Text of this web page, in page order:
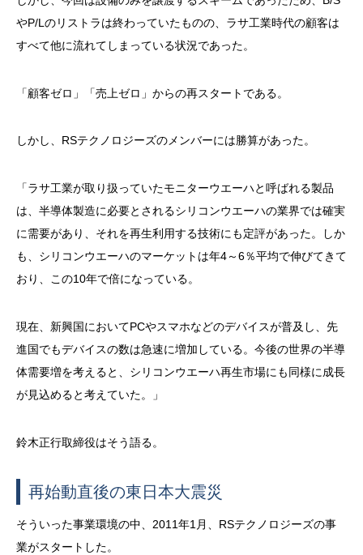
やP/Lのリストラは終わっていたものの、ラサ工業時代の顧客は
すべて他に流れてしまっている状況であった。
「顧客ゼロ」「売上ゼロ」からの再スタートである。
しかし、RSテクノロジーズのメンバーには勝算があった。
「ラサ工業が取り扱っていたモニターウエーハと呼ばれる製品
は、半導体製造に必要とされるシリコンウエーハの業界では確実
に需要があり、それを再生利用する技術にも定評があった。しか
も、シリコンウエーハのマーケットは年4～6％平均で伸びてきて
おり、この10年で倍になっている。
現在、新興国においてPCやスマホなどのデバイスが普及し、先
進国でもデバイスの数は急速に増加している。今後の世界の半導
体需要増を考えると、シリコンウエーハ再生市場にも同様に成長
が見込めると考えていた。」
鈴木正行取締役はそう語る。
再始動直後の東日本大震災
そういった事業環境の中、2011年1月、RSテクノロジーズの事
業がスタートした。